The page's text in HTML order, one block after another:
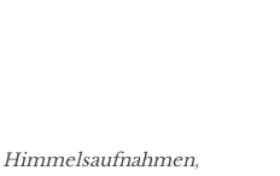
Himmelsaufnahmen,